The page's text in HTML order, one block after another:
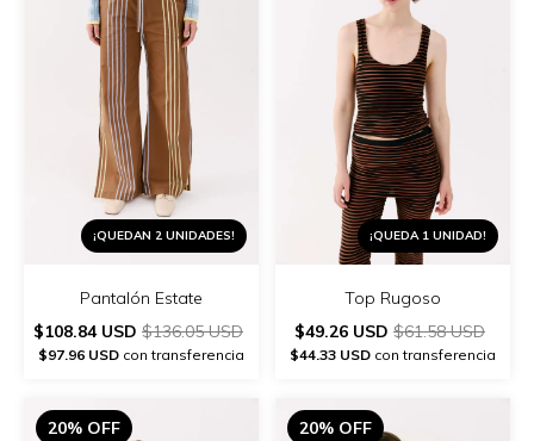
¡QUEDAN 2 UNIDADES!
Pantalón Estate
$108.84 USD $136.05 USD
$97.96 USD con transferencia
¡QUEDA 1 UNIDAD!
Top Rugoso
$49.26 USD $61.58 USD
$44.33 USD con transferencia
20% OFF 20% OFF